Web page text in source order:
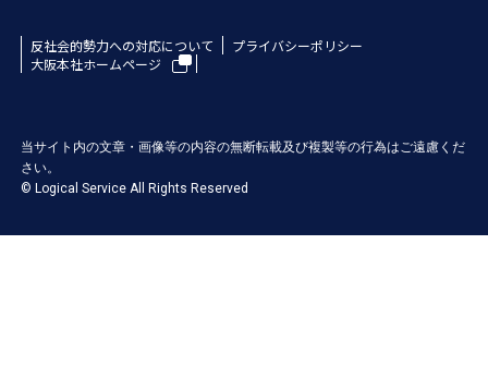
反社会的勢力への対応について
プライバシーポリシー
大阪本社ホームページ
当サイト内の文章・画像等の内容の無断転載及び複製等の行為はご遠慮くだ
さい。
© Logical Service All Rights Reserved